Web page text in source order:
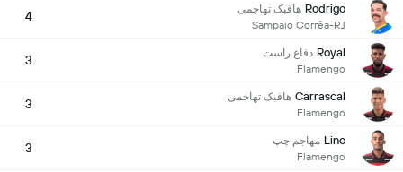
Rodrigo هافبک تهاجمی
Sampaio Corrêa-RJ
4
Royal دفاع راست
Flamengo
3
Carrascal هافبک تهاجمی
Flamengo
3
Lino مهاجم چپ
Flamengo
3